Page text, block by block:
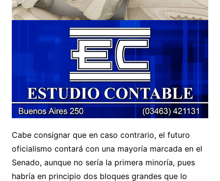
Cabe consignar que en caso contrario, el futuro
oficialismo contará con una mayoría marcada en el
Senado, aunque no sería la primera minoría, pues
habría en principio dos bloques grandes que lo